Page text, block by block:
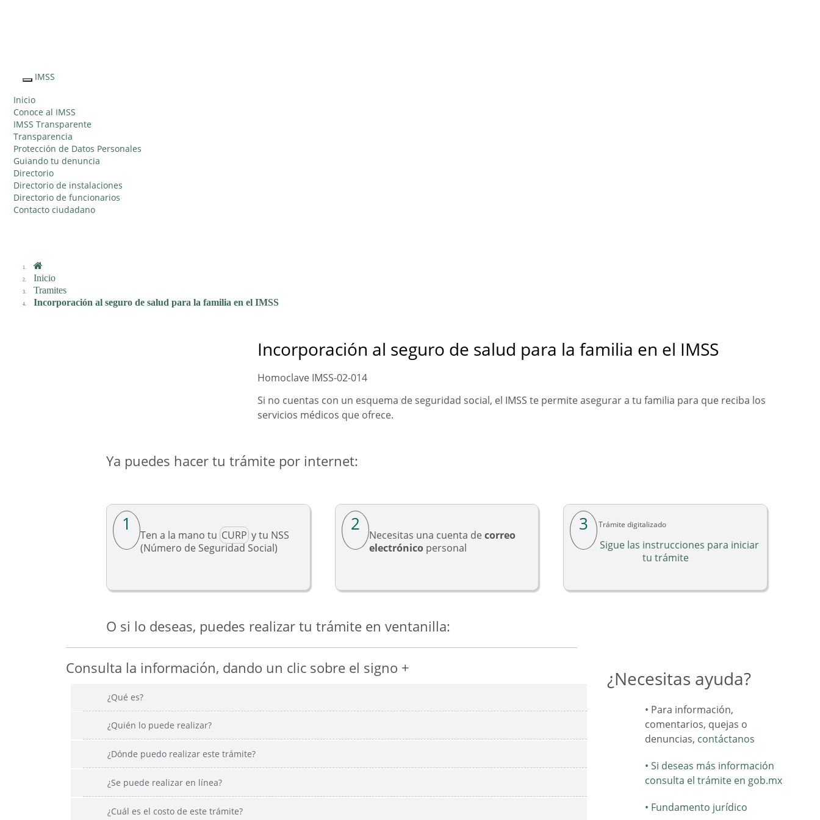
Interruptor
Navegación
IMSS
Inicio
Conoce al IMSS
IMSS Transparente
Transparencia
Protección de Datos Personales
Guiando tu denuncia
Directorio
Directorio de instalaciones
Directorio de funcionarios
Contacto ciudadano
Inicio
Tramites
Incorporación al seguro de salud para la familia en el IMSS
Incorporación al seguro de salud para la familia en el IMSS
Homoclave IMSS-02-014
Si no cuentas con un esquema de seguridad social, el IMSS te permite asegurar a tu familia para que reciba los
servicios médicos que ofrece.
Ya puedes hacer tu trámite por internet:
1
Ten a la mano tuCURP y tu NSS
(Número de Seguridad Social)
2
Necesitas una cuenta de correo
electrónicopersonal
3 Trámite digitalizado
Sigue las instrucciones para iniciar
tu trámite
O si lo deseas, puedes realizar tu trámite en ventanilla:
Consulta la información, dando un clic sobre el signo +
¿Qué es?
¿Quién lo puede realizar?
¿Dónde puedo realizar este trámite?
¿Se puede realizar en línea?
¿Cuál es el costo de este trámite?
¿Necesitas ayuda?
Para información,
comentarios, quejas o
denuncias, contáctanos
Si deseas más información
consulta el trámite en gob.mx
Fundamento jurídico